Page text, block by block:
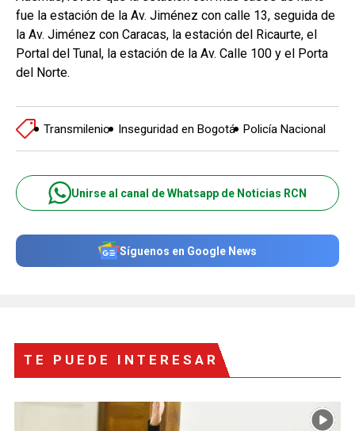
fue la estación de la Av. Jiménez con calle 13, seguida de
la Av. Jiménez con Caracas, la estación del Ricaurte, el
Portal del Tunal, la estación de la Av. Calle 100 y el Porta
del Norte.
Transmilenio Inseguridad en Bogotá Policía Nacional
Unirse al canal de Whatsapp de Noticias RCN
Síguenos en Google News
TE PUEDE INTERESAR